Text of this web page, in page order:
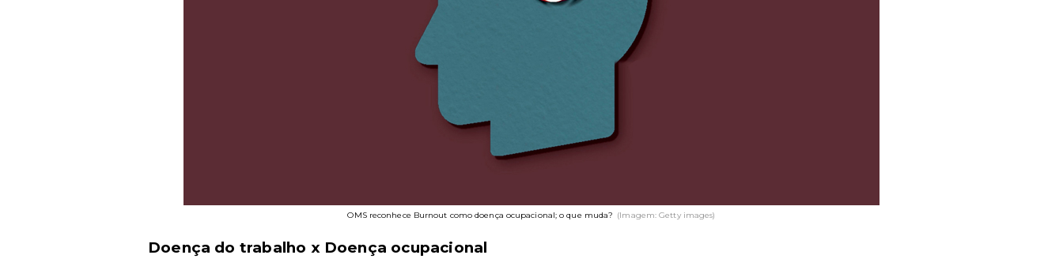
OMS reconhece Burnout como doença ocupacional; o que muda? (Imagem: Getty images)
Doença do trabalho x Doença ocupacional